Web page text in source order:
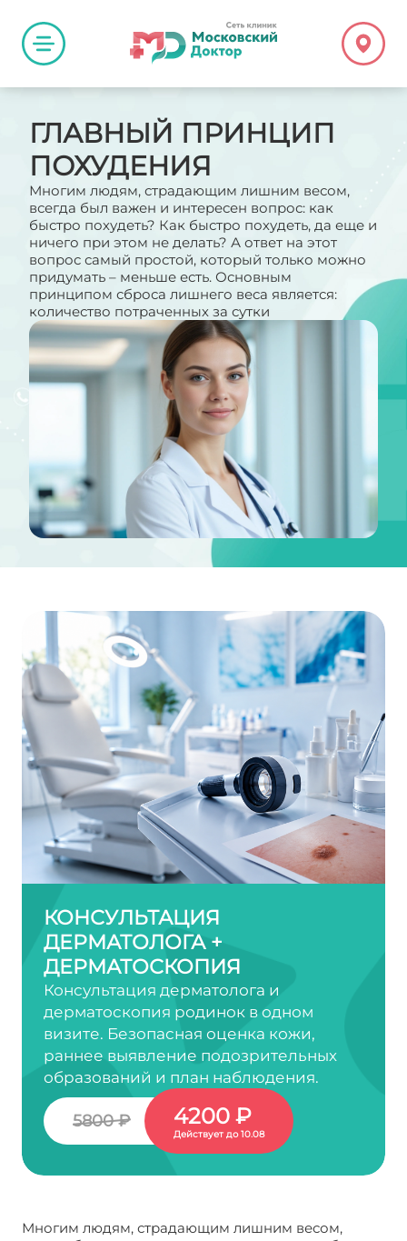
ГЛАВНЫЙ ПРИНЦИП
ПОХУДЕНИЯ
Многим людям, страдающим лишним весом,
всегда был важен и интересен вопрос: как
быстро похудеть? Как быстро похудеть, да еще и
ничего при этом не делать? А ответ на этот
вопрос самый простой, который только можно
придумать – меньше есть. Основным
принципом сброса лишнего веса является:
количество потраченных за сутки
КОНСУЛЬТАЦИЯ
ДЕРМАТОЛОГА +
ДЕРМАТОСКОПИЯ
Консультация дерматолога и
дерматоскопия родинок в одном
визите. Безопасная оценка кожи,
раннее выявление подозрительных
образований и план наблюдения.
5800 ₽ 4200 ₽
Действует до 10.08
Многим людям, страдающим лишним весом,